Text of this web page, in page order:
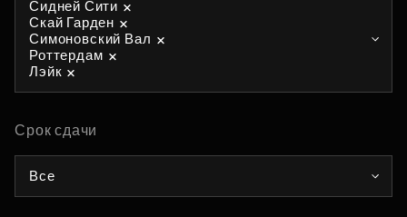
Сидней Сити
Скай Гарден
Симоновский Вал
Роттердам
Лэйк
Срок сдачи
Все